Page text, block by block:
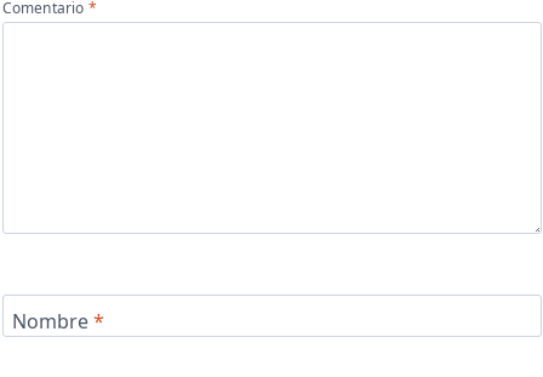
Comentario *
Nombre*